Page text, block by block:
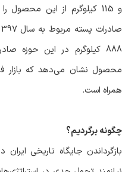
و 115 کیلوگرم از این
888 کیلوگرم در این حوزه
محصول نشان می‌دهد که بازار
همراه است.
چگونه برگردیم؟
بازگرداندن جایگاه تاریخی